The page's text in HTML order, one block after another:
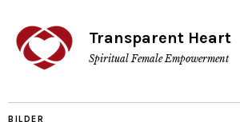
Transparent Heart
Spiritual Female Empowerment
BILDER